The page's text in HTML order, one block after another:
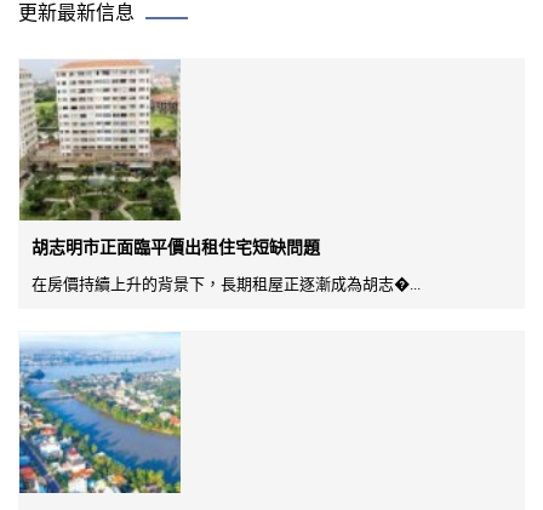
更新最新信息
胡志明市正面臨平價出租住宅短缺問題
在房價持續上升的背景下，長期租屋正逐漸成為胡志�...